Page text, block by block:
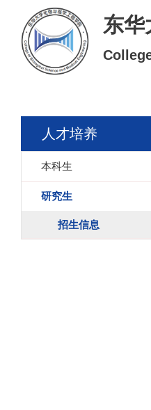
东华
人才培养
本科生
研究生
招生信息